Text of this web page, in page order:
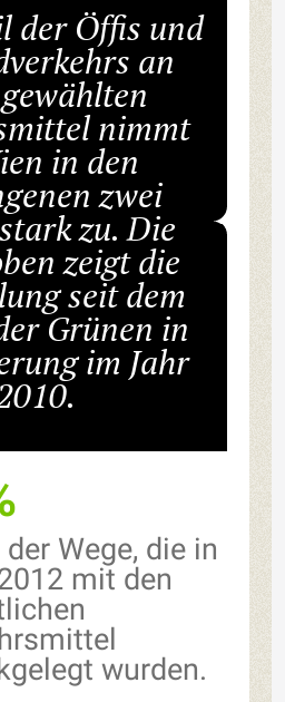
der Öffis und
an
nimmt
in den
zwei
zu. Die
zeigt die
seit dem
Grünen in
im Jahr
Wege, die in
mit den
wurden.